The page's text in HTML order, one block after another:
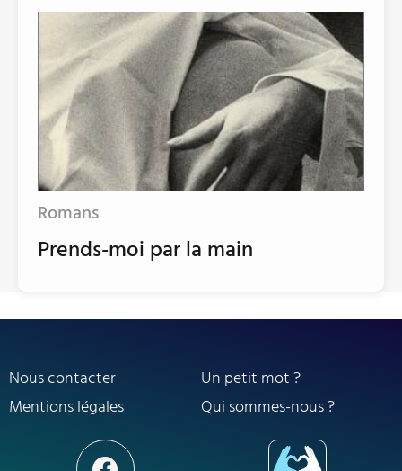
Romans
Prends-moi par la main
Nous contacter
Un petit mot ?
Mentions légales
Qui sommes-nous ?